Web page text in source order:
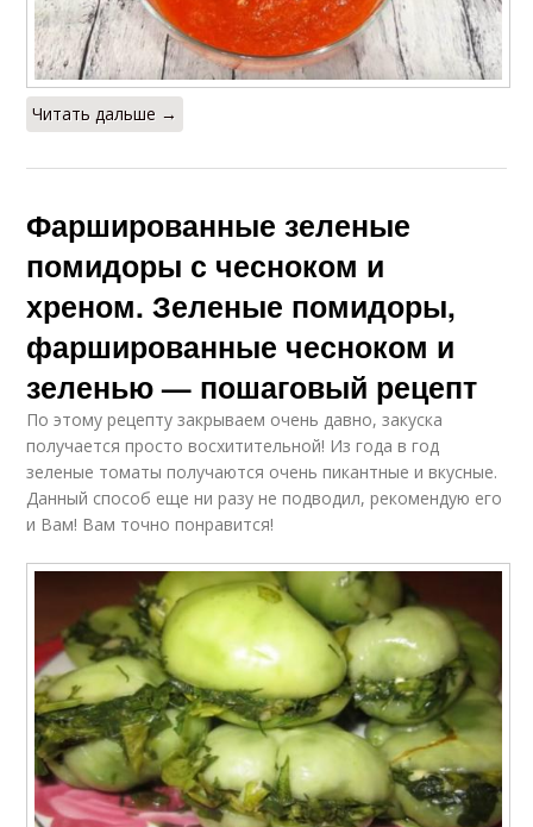
Читать дальше →
Фаршированные зеленые
помидоры с чесноком и
хреном. Зеленые помидоры,
фаршированные чесноком и
зеленью — пошаговый рецепт
По этому рецепту закрываем очень давно, закуска
получается просто восхитительной! Из года в год
зеленые томаты получаются очень пикантные и вкусные.
Данный способ еще ни разу не подводил, рекомендую его
и Вам! Вам точно понравится!